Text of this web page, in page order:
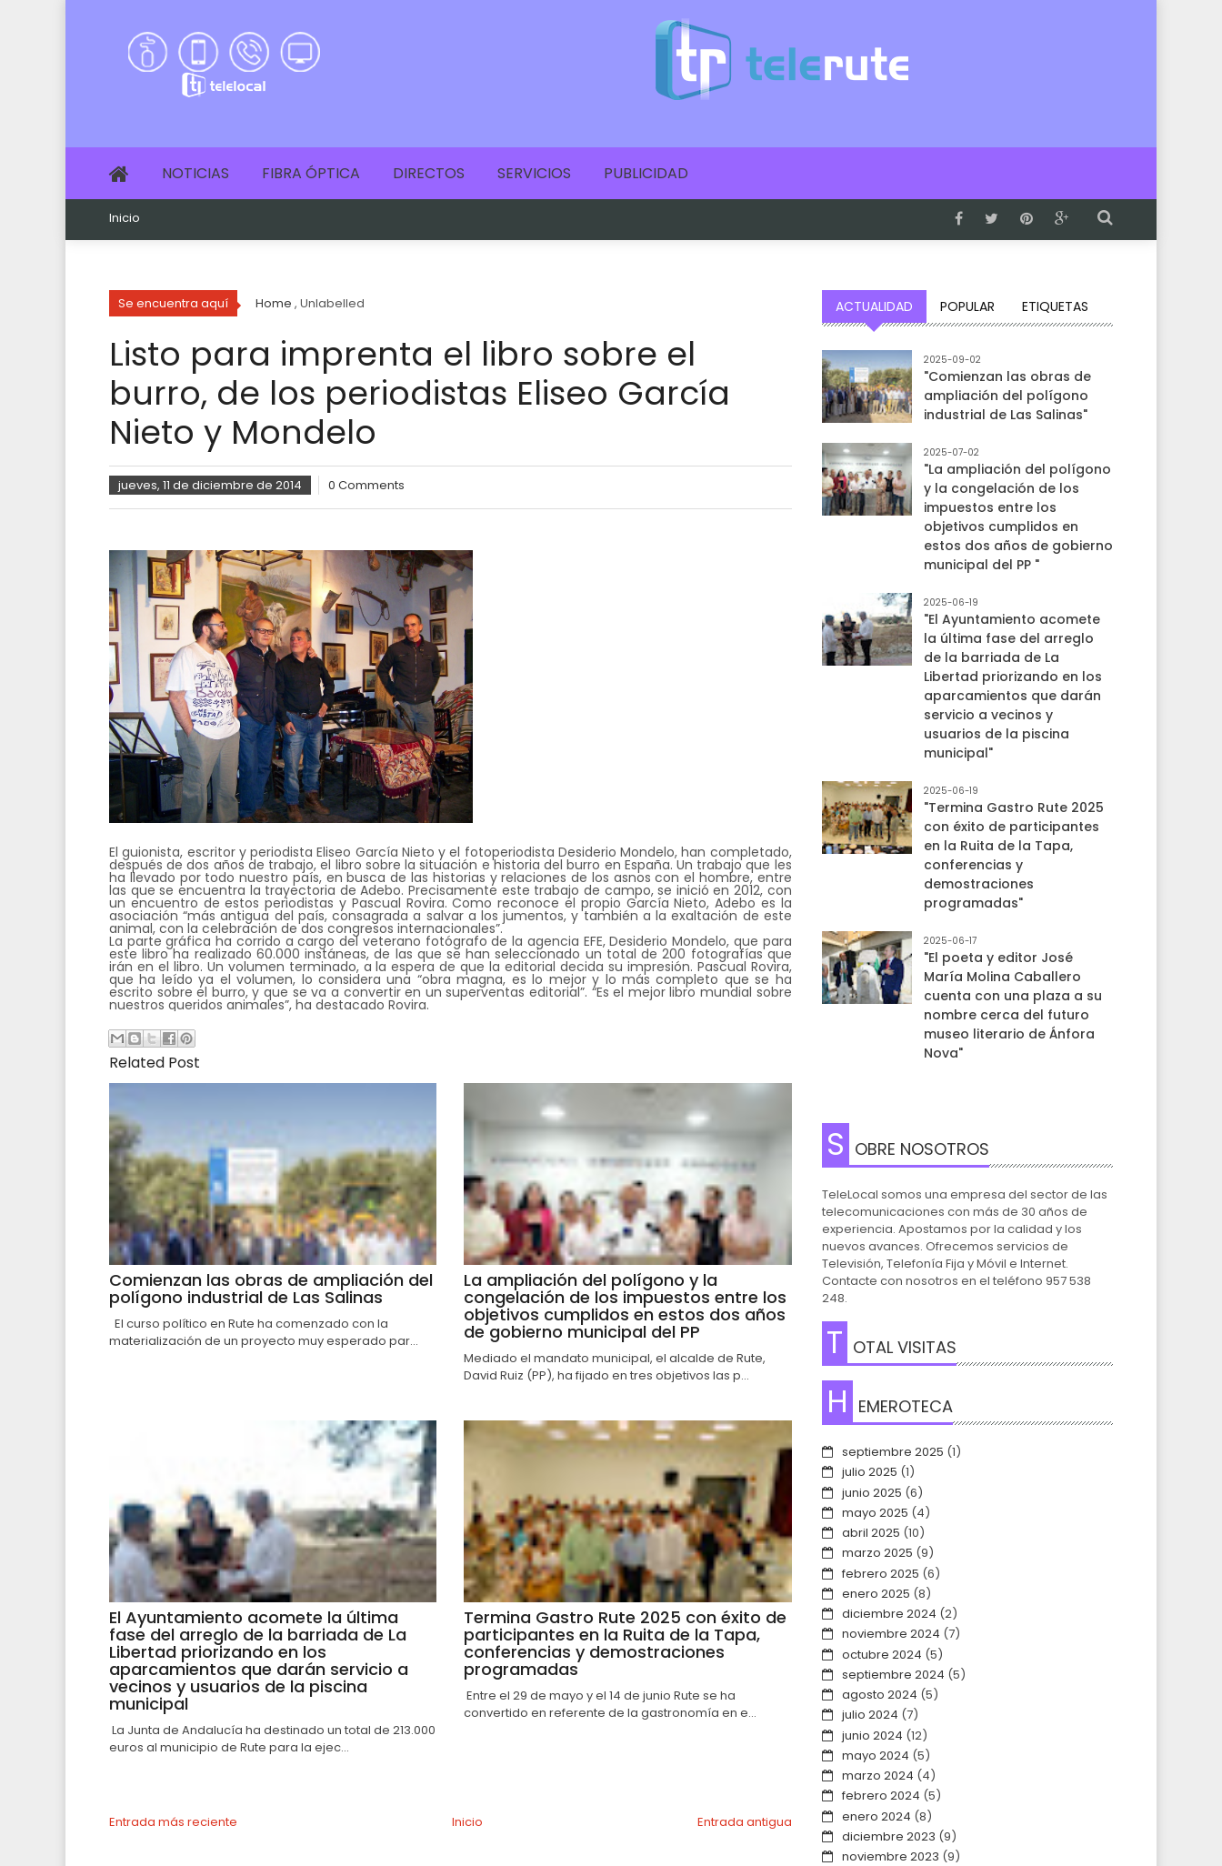
NOTICIAS FIBRA ÓPTICA DIRECTOS SERVICIOS PUBLICIDAD
Inicio
Se encuentra aquí Home , Unlabelled
Listo para imprenta el libro sobre el
burro, de los periodistas Eliseo García
Nieto y Mondelo
jueves, 11 de diciembre de 2014 0 Comments
El guionista, escritor y periodista Eliseo García Nieto y el fotoperiodista Desiderio Mondelo, han completado,
después de dos años de trabajo, el libro sobre la situación e historia del burro en España. Un trabajo que les
ha llevado por todo nuestro país, en busca de las historias y relaciones de los asnos con el hombre, entre
las que se encuentra la trayectoria de Adebo. Precisamente este trabajo de campo, se inició en 2012, con
un encuentro de estos periodistas y Pascual Rovira. Como reconoce el propio García Nieto, Adebo es la
asociación “más antigua del país, consagrada a salvar a los jumentos, y también a la exaltación de este
animal, con la celebración de dos congresos internacionales”.
La parte gráfica ha corrido a cargo del veterano fotógrafo de la agencia EFE, Desiderio Mondelo, que para
este libro ha realizado 60.000 instáneas, de las que se han seleccionado un total de 200 fotografías que
irán en el libro. Un volumen terminado, a la espera de que la editorial decida su impresión. Pascual Rovira,
que ha leído ya el volumen, lo considera una “obra magna, es lo mejor y lo más completo que se ha
escrito sobre el burro, y que se va a convertir en un superventas editorial”. “Es el mejor libro mundial sobre
nuestros queridos animales”, ha destacado Rovira.
Related Post
Comienzan las obras de ampliación del
polígono industrial de Las Salinas
El curso político en Rute ha comenzado con la
materialización de un proyecto muy esperado par...
La ampliación del polígono y la
congelación de los impuestos entre los
objetivos cumplidos en estos dos años
de gobierno municipal del PP
Mediado el mandato municipal, el alcalde de Rute,
David Ruiz (PP), ha fijado en tres objetivos las p...
El Ayuntamiento acomete la última
fase del arreglo de la barriada de La
Libertad priorizando en los
aparcamientos que darán servicio a
vecinos y usuarios de la piscina
municipal
La Junta de Andalucía ha destinado un total de 213.000
euros al municipio de Rute para la ejec...
Termina Gastro Rute 2025 con éxito de
participantes en la Ruita de la Tapa,
conferencias y demostraciones
programadas
Entre el 29 de mayo y el 14 de junio Rute se ha
convertido en referente de la gastronomía en e...
Entrada más reciente Entrada antigua
Inicio
ACTUALIDAD POPULAR ETIQUETAS
2025-09-02
"Comienzan las obras de
ampliación del polígono
industrial de Las Salinas"
2025-07-02
"La ampliación del polígono
y la congelación de los
impuestos entre los
objetivos cumplidos en
estos dos años de gobierno
municipal del PP "
2025-06-19
"El Ayuntamiento acomete
la última fase del arreglo
de la barriada de La
Libertad priorizando en los
aparcamientos que darán
servicio a vecinos y
usuarios de la piscina
municipal"
2025-06-19
"Termina Gastro Rute 2025
con éxito de participantes
en la Ruita de la Tapa,
conferencias y
demostraciones
programadas"
2025-06-17
"El poeta y editor José
María Molina Caballero
cuenta con una plaza a su
nombre cerca del futuro
museo literario de Ánfora
Nova"
S OBRE NOSOTROS
TeleLocal somos una empresa del sector de las
telecomunicaciones con más de 30 años de
experiencia. Apostamos por la calidad y los
nuevos avances. Ofrecemos servicios de
Televisión, Telefonía Fija y Móvil e Internet.
Contacte con nosotros en el teléfono 957 538
248.
T OTAL VISITAS
H EMEROTECA
septiembre 2025 (1)
julio 2025 (1)
junio 2025 (6)
mayo 2025 (4)
abril 2025 (10)
marzo 2025 (9)
febrero 2025 (6)
enero 2025 (8)
diciembre 2024 (2)
noviembre 2024 (7)
octubre 2024 (5)
septiembre 2024 (5)
agosto 2024 (5)
julio 2024 (7)
junio 2024 (12)
mayo 2024 (5)
marzo 2024 (4)
febrero 2024 (5)
enero 2024 (8)
diciembre 2023 (9)
noviembre 2023 (9)